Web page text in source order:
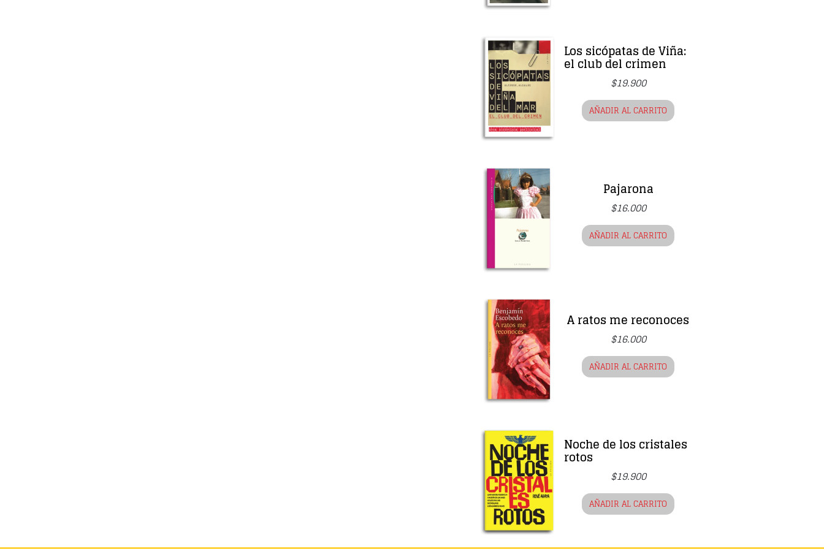
Los sicópatas de Viña:
el club del crimen
$19.900
AÑADIR AL CARRITO
Pajarona
$16.000
AÑADIR AL CARRITO
A ratos me reconoces
$16.000
AÑADIR AL CARRITO
Noche de los cristales
rotos
$19.900
AÑADIR AL CARRITO